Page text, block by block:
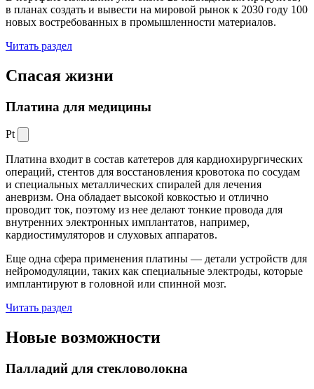
в планах создать и вывести на мировой рынок к 2030 году 100
новых востребованных в промышленности материалов.
Читать раздел
Спасая жизни
Платина для медицины
Pt
Платина входит в состав катетеров для кардиохирургических
операций, стентов для восстановления кровотока по сосудам
и специальных металлических спиралей для лечения
аневризм. Она обладает высокой ковкостью и отлично
проводит ток, поэтому из нее делают тонкие провода для
внутренних электронных имплантатов, например,
кардиостимуляторов и слуховых аппаратов.
Еще одна сфера применения платины — детали устройств для
нейромодуляции, таких как специальные электроды, которые
имплантируют в головной или спинной мозг.
Читать раздел
Новые возможности
Палладий для стекловолокна